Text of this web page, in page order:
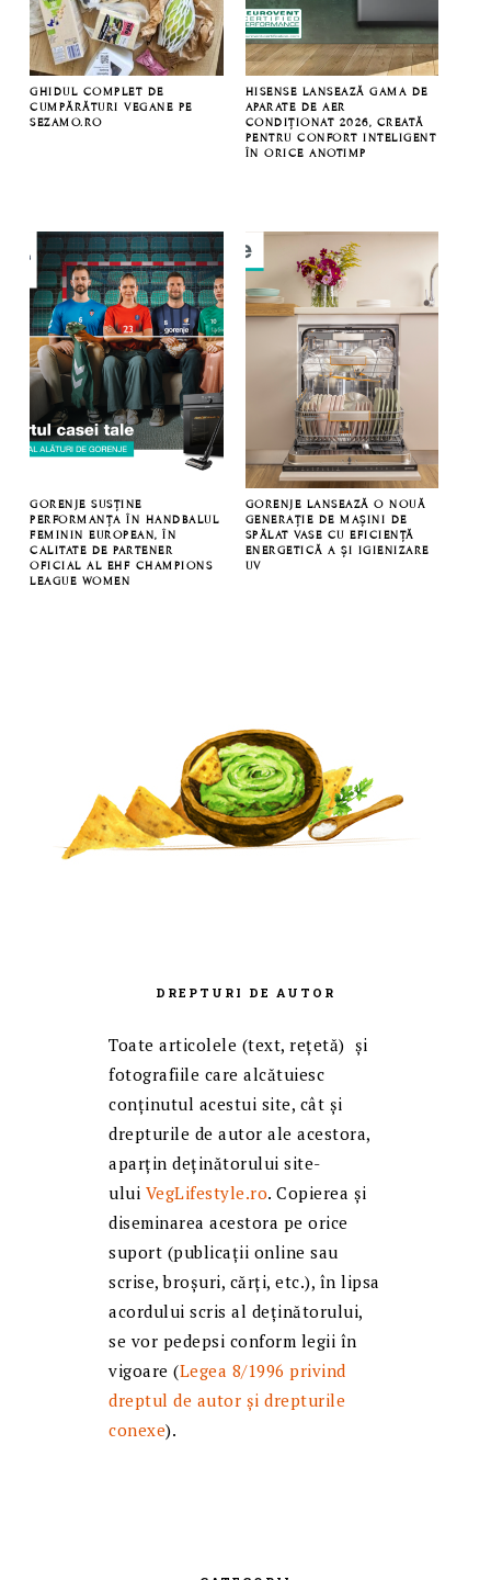
GHIDUL COMPLET DE
CUMPĂRĂTURI VEGANE PE
SEZAMO.RO
HISENSE LANSEAZĂ GAMA DE
APARATE DE AER
CONDIȚIONAT 2026, CREATĂ
PENTRU CONFORT INTELIGENT
ÎN ORICE ANOTIMP
GORENJE SUSȚINE
PERFORMANȚA ÎN HANDBALUL
FEMININ EUROPEAN, ÎN
CALITATE DE PARTENER
OFICIAL AL EHF CHAMPIONS
LEAGUE WOMEN
GORENJE LANSEAZĂ O NOUĂ
GENERAȚIE DE MAȘINI DE
SPĂLAT VASE CU EFICIENȚĂ
ENERGETICĂ A ȘI IGIENIZARE
UV
DREPTURI DE AUTOR
Toate articolele (text, reţetă) și
fotografiile care alcătuiesc
conținutul acestui site, cât și
drepturile de autor ale acestora,
aparțin deținătorului site-
ului VegLifestyle.ro. Copierea și
diseminarea acestora pe orice
suport (publicații online sau
scrise, broșuri, cărți, etc.), în lipsa
acordului scris al deținătorului,
se vor pedepsi conform legii în
vigoare (Legea 8/1996 privind
dreptul de autor și drepturile
conexe).